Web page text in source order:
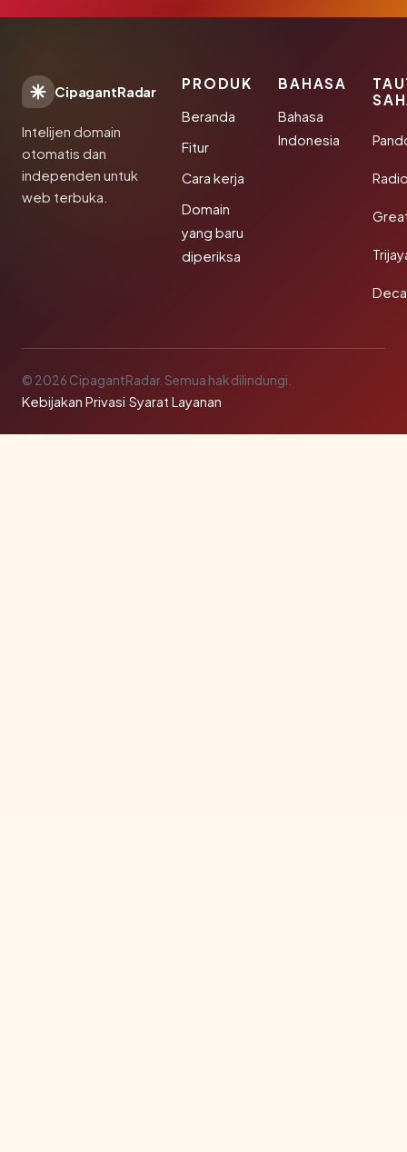
CipagantRadar
Intelijen domain
otomatis dan
independen untuk
web terbuka.
PRODUK
Beranda
Fitur
Cara kerja
Domain
yang baru
diperiksa
BAHASA
Bahasa
Indonesia
© 2026 CipagantRadar. Semua hak dilindungi.
Kebijakan Privasi·Syarat Layanan